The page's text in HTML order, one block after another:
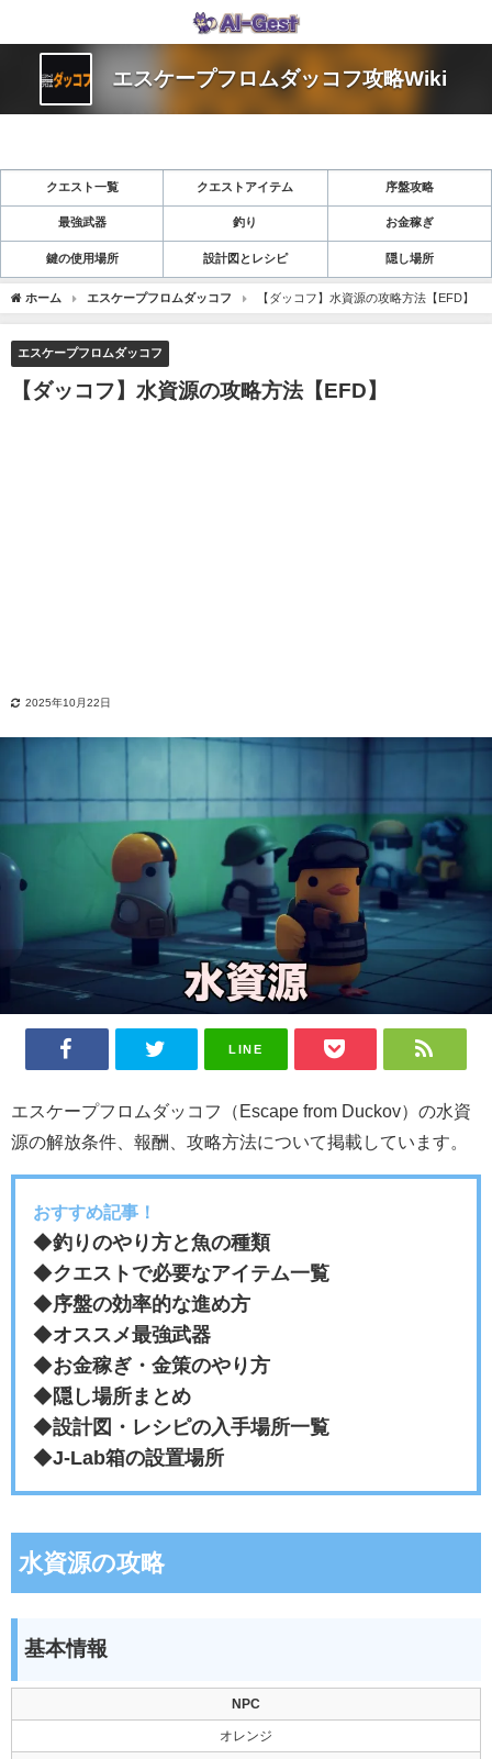
エスケープフロムダッコフ攻略Wiki
クエスト一覧 クエストアイテム 序盤攻略
最強武器 釣り お金稼ぎ
鍵の使用場所 設計図とレシピ 隠し場所
ホーム エスケープフロムダッコフ 【ダッコフ】水資源の攻略方法【EFD】
エスケープフロムダッコフ
【ダッコフ】水資源の攻略方法【EFD】
2025年10月22日
LINE
エスケープフロムダッコフ（Escape from Duckov）の水資
源の解放条件、報酬、攻略方法について掲載しています。
おすすめ記事！
◆釣りのやり方と魚の種類
◆クエストで必要なアイテム一覧
◆序盤の効率的な進め方
◆オススメ最強武器
◆お金稼ぎ・金策のやり方
◆隠し場所まとめ
◆設計図・レシピの入手場所一覧
◆J-Lab箱の設置場所
水資源の攻略
基本情報
NPC
オレンジ